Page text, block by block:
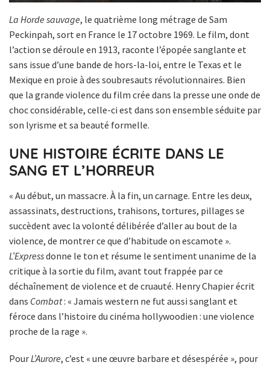
La Horde sauvage, le quatrième long métrage de Sam
Peckinpah, sort en France le 17 octobre 1969. Le film, dont
l’action se déroule en 1913, raconte l’épopée sanglante et
sans issue d’une bande de hors-la-loi, entre le Texas et le
Mexique en proie à des soubresauts révolutionnaires. Bien
que la grande violence du film crée dans la presse une onde de
choc considérable, celle-ci est dans son ensemble séduite par
son lyrisme et sa beauté formelle.
UNE HISTOIRE ÉCRITE DANS LE
SANG ET L’HORREUR
« Au début, un massacre. À la fin, un carnage. Entre les deux,
assassinats, destructions, trahisons, tortures, pillages se
succèdent avec la volonté délibérée d’aller au bout de la
violence, de montrer ce que d’habitude on escamote ».
L’Expressdonne le ton et résume le sentiment unanime de la
critique à la sortie du film, avant tout frappée par ce
déchaînement de violence et de cruauté. Henry Chapier écrit
dans Combat: « Jamais western ne fut aussi sanglant et
féroce dans l’histoire du cinéma hollywoodien : une violence
proche de la rage ».
PourL’Aurore, c’est « une œuvre barbare et désespérée », pour